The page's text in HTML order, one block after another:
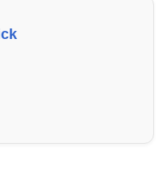
in Aalen:
Schulen,